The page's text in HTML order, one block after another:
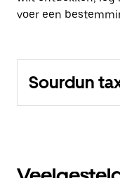
voer een
Sourdun